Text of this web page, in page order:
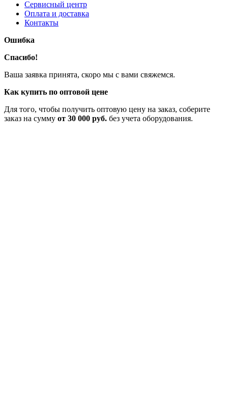
Сервисный центр
Оплата и доставка
Контакты
Ошибка
Спасибо!
Ваша заявка принята, скоро мы с вами свяжемся.
Как купить по оптовой цене
Для того, чтобы получить оптовую цену на заказ, соберите
заказ на сумму от 30 000 руб. без учета оборудования.